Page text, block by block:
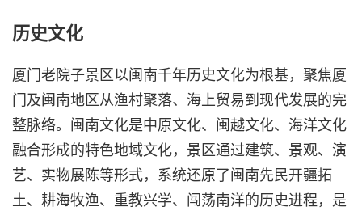
历史文化
厦门老院子景区以闽南千年历史文化为根基，聚焦厦
门及闽南地区从渔村聚落、海上贸易到现代发展的完
整脉络。闽南文化是中原文化、闽越文化、海洋文化
融合形成的特色地域文化，景区通过建筑、景观、演
艺、实物展陈等形式，系统还原了闽南先民开疆拓
土、耕海牧渔、重教兴学、闯荡南洋的历史进程，是